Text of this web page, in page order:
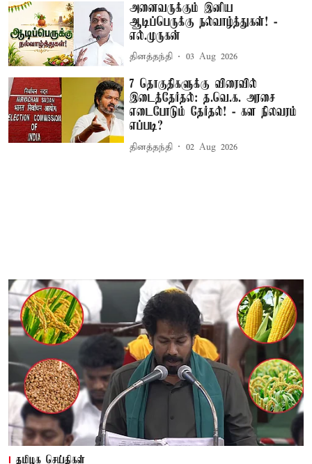
அனைவருக்கும் இனிய
ஆடிப்பெருக்கு நல்வாழ்த்துகள்! -
எல்.முருகன்
தினத்தந்தி 03 Aug 2026
7 தொகுதிகளுக்கு விரைவில்
இடைத்தேர்தல்: த.வெ.க. அரசை
எடைபோடும் தேர்தல்! - கள நிலவரம்
எப்படி?
தினத்தந்தி 02 Aug 2026
தமிழக செய்திகள்